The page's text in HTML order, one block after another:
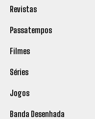
Revistas
Passatempos
Filmes
Séries
Jogos
Banda Desenhada